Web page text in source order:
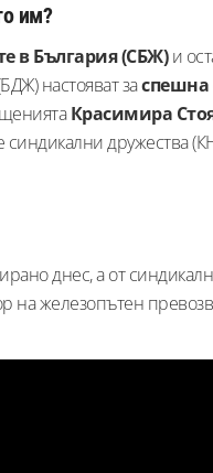
им?
в България (СБЖ)и
настояват заспешна
Красимира
дружества
днес, а от
на железопътен